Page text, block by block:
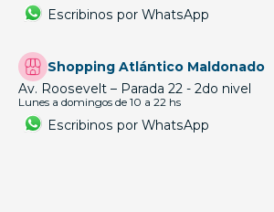
Escribinos por WhatsApp
Shopping Atlántico Maldonado
Av. Roosevelt – Parada 22 - 2do nivel
Lunes a domingos de 10 a 22 hs
Escribinos por WhatsApp